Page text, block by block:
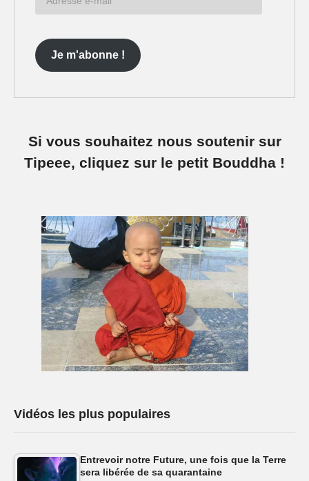
Je m'abonne !
Si vous souhaitez nous soutenir sur
Tipeee, cliquez sur le petit Bouddha !
Vidéos les plus populaires
Entrevoir notre Future, une fois que la Terre
sera libérée de sa quarantaine